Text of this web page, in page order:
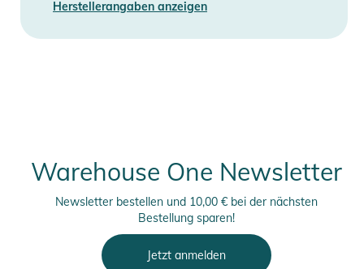
Herstellerangaben anzeigen
Warehouse One Newsletter
Newsletter bestellen und 10,00 € bei der nächsten
Bestellung sparen!
Jetzt anmelden